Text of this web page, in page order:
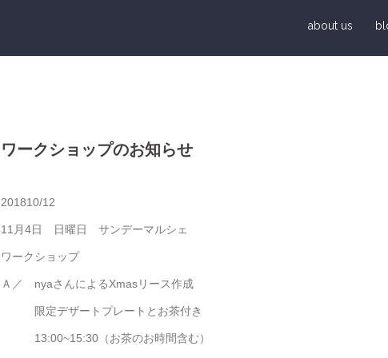
about us
ワークショップのお知らせ
201810/12
11月4日 日曜日 サンデーマルシェ
ワークショップ
Ａ／ nyaさんによるXmasリース作成
限定デザートプレートとお茶付き
13:00~15:30（お茶のお時間含む）